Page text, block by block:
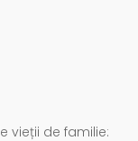
vieții de familie: